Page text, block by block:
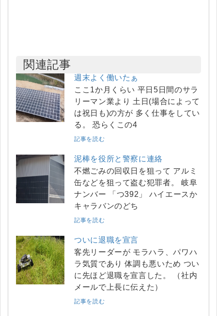
関連記事
週末よく働いたぁ
ここ1か月くらい 平日5日間のサラ
リーマン業より 土日(場合によって
は祝日も)の方が 多く仕事をしてい
る。 恐らくこの4
記事を読む
泥棒を役所と警察に連絡
不燃ごみの回収日を狙って アルミ
缶などを狙って盗む犯罪者。 岐阜
ナンバー 「つ392」 ハイエースか
キャラバンのどち
記事を読む
ついに退職を宣言
客先リーダーが モラハラ、パワハ
ラ気質であり 体調も悪いため つい
に先ほど退職を宣言した。 （社内
メールで上長に伝えた）
記事を読む